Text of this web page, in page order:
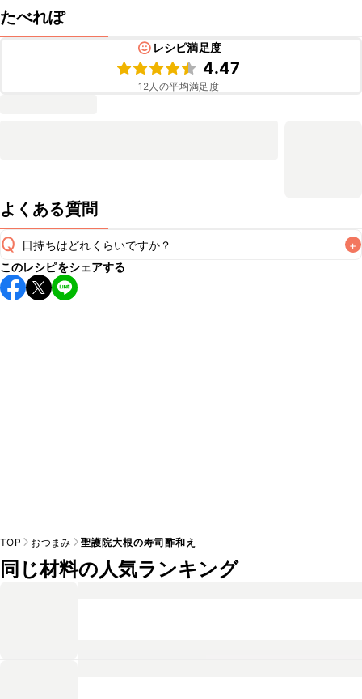
たべれぽ
レシピ満足度
4.47
12人の平均満足度
よくある質問
Q 日持ちはどれくらいですか？ +
保存期間は冷蔵で当日中が目安です。なるべくお早めにお召
し上がりください。
このレシピをシェアする
TOP おつまみ 聖護院大根の寿司酢和え
同じ材料の人気ランキング